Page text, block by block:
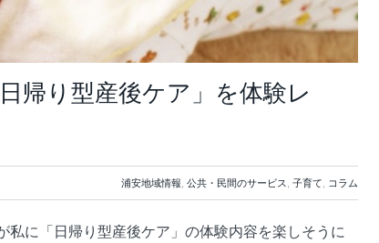
帰り型産後ケア」を体験レ
浦安地域情報 公共・民間のサービス 子育て コラム
私に「日帰り型産後ケア」の体験内容を楽しそうに